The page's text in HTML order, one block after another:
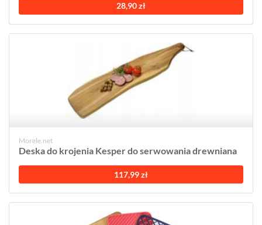
28,90 zł
Morele.net
Deska do krojenia Kesper do serwowania drewniana
117,99 zł